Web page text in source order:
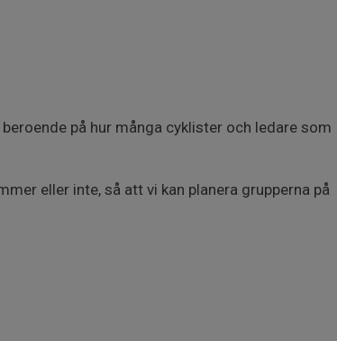
på hur många cyklister och ledare som
eller inte, så att vi kan planera grupperna på